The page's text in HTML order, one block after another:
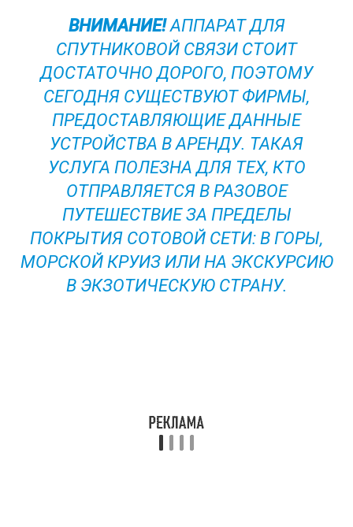
ВНИМАНИЕ!АППАРАТ ДЛЯ
СПУТНИКОВОЙ СВЯЗИ СТОИТ
ДОСТАТОЧНО ДОРОГО, ПОЭТОМУ
СЕГОДНЯ СУЩЕСТВУЮТ ФИРМЫ,
ПРЕДОСТАВЛЯЮЩИЕ ДАННЫЕ
УСТРОЙСТВА В АРЕНДУ. ТАКАЯ
УСЛУГА ПОЛЕЗНА ДЛЯ ТЕХ, КТО
ОТПРАВЛЯЕТСЯ В РАЗОВОЕ
ПУТЕШЕСТВИЕ ЗА ПРЕДЕЛЫ
ПОКРЫТИЯ СОТОВОЙ СЕТИ: В ГОРЫ,
МОРСКОЙ КРУИЗ ИЛИ НА ЭКСКУРСИЮ
В ЭКЗОТИЧЕСКУЮ СТРАНУ.